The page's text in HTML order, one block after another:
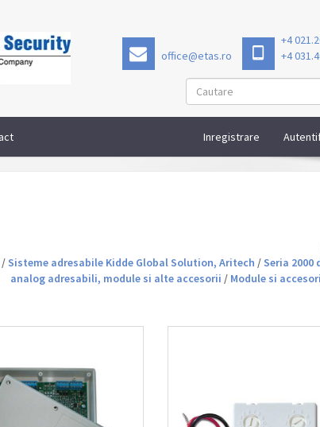
office@etas.ro
+4
+4
Inregistrare
/Sisteme adresabile Kidde Global Solution, Aritech /Seria 2000
analog adresabili, module si alte accesorii / Module si